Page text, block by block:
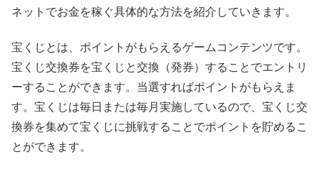
ネットでお金を稼ぐ具体的な方法を紹介していきます。
宝くじとは、ポイントがもらえるゲームコンテンツです。
宝くじ交換券を宝くじと交換（発券）することでエントリ
ーすることができます。当選すればポイントがもらえま
す。宝くじは毎日または毎月実施しているので、宝くじ交
換券を集めて宝くじに挑戦することでポイントを貯めるこ
とができます。